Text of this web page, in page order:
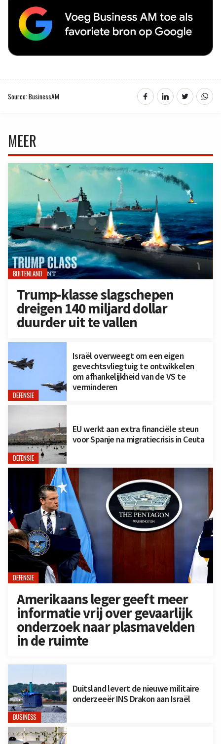
Source: BusinessAM
MEER
BUITENLAND
Trump-klasse slagschepen
dreigen 140 miljard dollar
duurder uit te vallen
DEFENSIE
Israël overweegt om een eigen
gevechtsvliegtuig te ontwikkelen
om afhankelijkheid van de VS te
verminderen
DEFENSIE
EU werkt aan extra financiële steun
voor Spanje na migratiecrisis in Ceuta
DEFENSIE
Amerikaans leger geeft meer
informatie vrij over gevaarlijk
onderzoek naar plasmavelden
in de ruimte
BUSINESS
Duitsland levert de nieuwe militaire
onderzeeër INS Drakon aan Israël